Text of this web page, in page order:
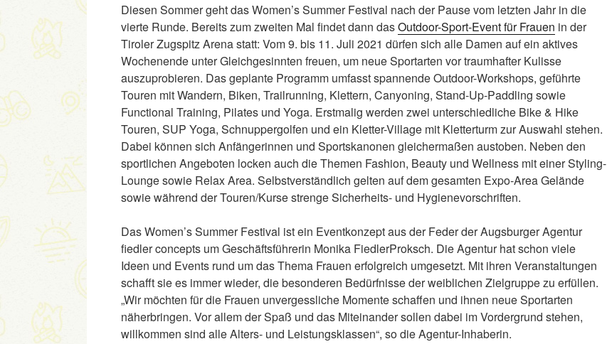
Diesen Sommer geht das Women’s Summer Festival nach der Pause vom letzten Jahr in die
vierte Runde. Bereits zum zweiten Mal findet dann dasOutdoor-Sport-Event für Frauen in der
Tiroler Zugspitz Arena statt: Vom 9. bis 11. Juli 2021 dürfen sich alle Damen auf ein aktives
Wochenende unter Gleichgesinnten freuen, um neue Sportarten vor traumhafter Kulisse
auszuprobieren. Das geplante Programm umfasst spannende Outdoor-Workshops, geführte
Touren mit Wandern, Biken, Trailrunning, Klettern, Canyoning, Stand-Up-Paddling sowie
Functional Training, Pilates und Yoga. Erstmalig werden zwei unterschiedliche Bike & Hike
Touren, SUP Yoga, Schnuppergolfen und ein Kletter-Village mit Kletterturm zur Auswahl stehen.
Dabei können sich Anfängerinnen und Sportskanonen gleichermaßen austoben. Neben den
sportlichen Angeboten locken auch die Themen Fashion, Beauty und Wellness mit einer Styling-
Lounge sowie Relax Area. Selbstverständlich gelten auf dem gesamten Expo-Area Gelände
sowie während der Touren/Kurse strenge Sicherheits- und Hygienevorschriften.
Das Women’s Summer Festival ist ein Eventkonzept aus der Feder der Augsburger Agentur
fiedler concepts um Geschäftsführerin Monika FiedlerProksch. Die Agentur hat schon viele
Ideen und Events rund um das Thema Frauen erfolgreich umgesetzt. Mit ihren Veranstaltungen
schafft sie es immer wieder, die besonderen Bedürfnisse der weiblichen Zielgruppe zu erfüllen.
„Wir möchten für die Frauen unvergessliche Momente schaffen und ihnen neue Sportarten
näherbringen. Vor allem der Spaß und das Miteinander sollen dabei im Vordergrund stehen,
willkommen sind alle Alters- und Leistungsklassen“, so die Agentur-Inhaberin.